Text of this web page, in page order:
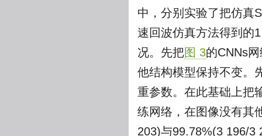
中，分别实验了把仿真
速回波仿真方法得到的
况。先把图 3的CNNs
他结构模型保持不变。
重参数。在此基础上把
练网络，在图像没有其
203)与99.78%(3 196/3